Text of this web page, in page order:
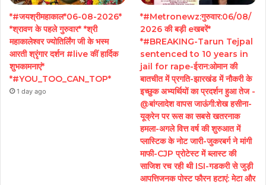
*#जयश्रीमहाकाल*06-08-2026*
*श्रावण के पहले गुरुवार* *श्री
महाकालेश्वर ज्योतिर्लिंग जी के भस्म
आरती श्रृंगार दर्शन #live कीं हार्दिक
शुभकामनाएं*
*#YOU_TOO_CAN_TOP*
1 day ago
*#Metronewz:गुरुवार:06/08/
2026 की बड़ी eखबरें*
*#BREAKING-Tarun Tejpal
sentenced to 10 years in
jail for rape-ईरान:ओमान की
बातचीत में प्रगति-झारखंड में नौकरी के
इच्छुक अभ्यर्थियों का प्रदर्शन हुआ तेज -
@बांग्लादेश वापस जाऊंगी:शेख हसीना-
यूक्रेन पर रूस का सबसे खतरनाक
हमला-अगले वित्त वर्ष की शुरुआत में
प्लास्टिक के नोट जारी-जुकरबर्ग ने मांगी
माफी-CJP प्रोटेस्ट में ब्लास्ट की
साजिश रच रही थी ISI-गडकरी से जुड़ी
आपत्तिजनक पोस्ट फौरन हटाएं: मेटा और